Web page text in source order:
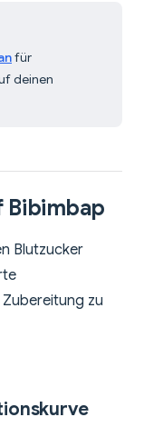
für
deinen
Bibimbap
Blutzucker
zu